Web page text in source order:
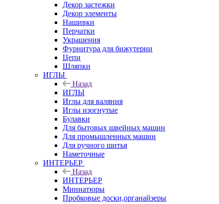
Декор застежки
Декор элементы
Нашивки
Перчатки
Украшения
Фурнитура для бижутерии
Цепи
Шляпки
ИГЛЫ
Назад
ИГЛЫ
Иглы для валяния
Иглы изогнутые
Булавки
Для бытовых швейных машин
Для промышленных машин
Для ручного шитья
Наметочные
ИНТЕРЬЕР
Назад
ИНТЕРЬЕР
Миниатюры
Пробковые доски,органайзеры